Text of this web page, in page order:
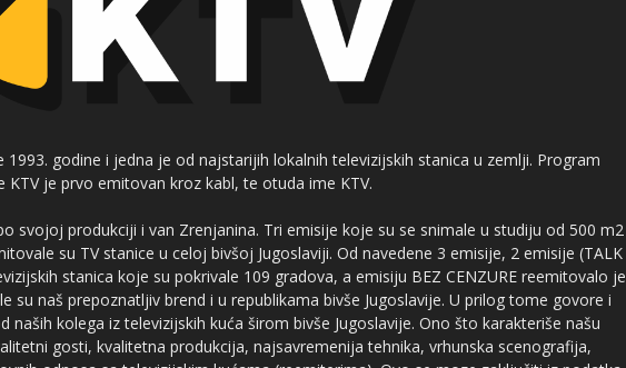
1993. godine i jedna je od najstarijih lokalnih televizijskih stanica u zemlji. Program
KTV je prvo emitovan kroz kabl, te otuda ime KTV.
svojoj produkciji i van Zrenjanina. Tri emisije koje su se snimale u studiju od 500 m2
su TV stanice u celoj bivšoj Jugoslaviji. Od navedene 3 emisije, 2 emisije (TALK
stanica koje su pokrivale 109 gradova, a emisiju BEZ CENZURE reemitovalo je
su naš prepoznatljiv brend i u republikama bivše Jugoslavije. U prilog tome govore i
kolega iz televizijskih kuća širom bivše Jugoslavije. Ono što karakteriše našu
gosti, kvalitetna produkcija, najsavremenija tehnika, vrhunska scenografija,